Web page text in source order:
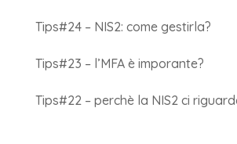
Tips#24 – NIS2: come gestirla?
Tips#23 – l’MFA è imporante?
Tips#22 – perchè la NIS2 ci